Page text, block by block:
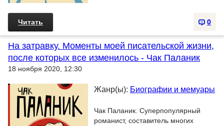
0
Читать
На затравку. Моменты моей писательской жизни,
после которых все изменилось - Чак Паланик
18 ноября 2020, 12:30
Жанр(ы): Биографии и мемуары
Чак Паланик. Суперпопулярный
романист, составитель многих